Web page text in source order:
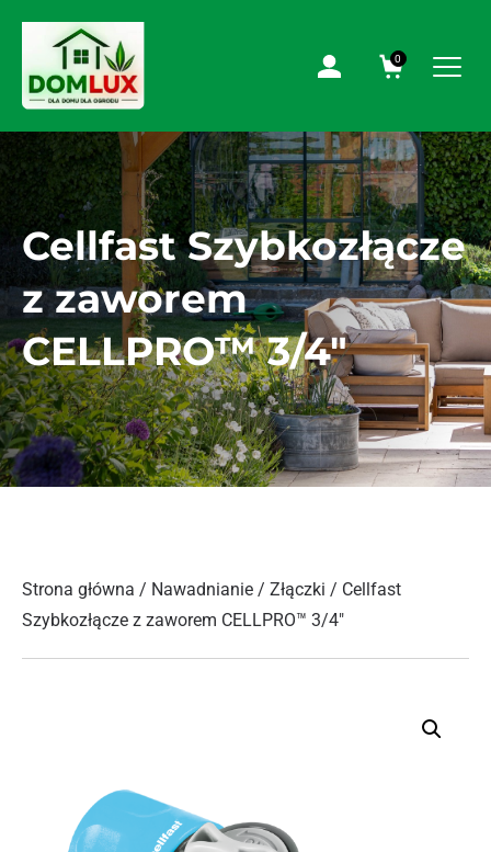
0
Cellfast Szybkozłącze
z zaworem
CELLPRO™ 3/4″
Strona główna / Nawadnianie / Złączki / Cellfast
Szybkozłącze z zaworem CELLPRO™ 3/4″